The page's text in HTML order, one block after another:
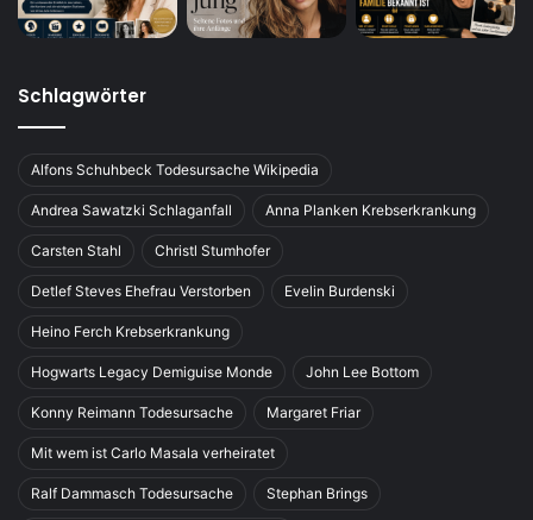
Schlagwörter
Alfons Schuhbeck Todesursache Wikipedia
Andrea Sawatzki Schlaganfall Anna Planken Krebserkrankung
Carsten Stahl Christl Stumhofer
Detlef Steves Ehefrau Verstorben Evelin Burdenski
Heino Ferch Krebserkrankung
Hogwarts Legacy Demiguise Monde John Lee Bottom
Konny Reimann Todesursache Margaret Friar
Mit wem ist Carlo Masala verheiratet
Ralf Dammasch Todesursache Stephan Brings